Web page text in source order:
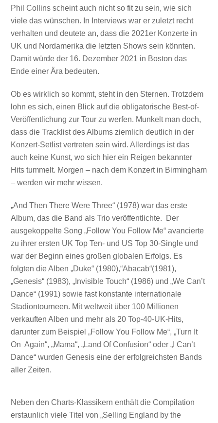
Phil Collins scheint auch nicht so fit zu sein, wie sich
viele das wünschen. In Interviews war er zuletzt recht
verhalten und deutete an, dass die 2021er Konzerte in
UK und Nordamerika die letzten Shows sein könnten.
Damit würde der 16. Dezember 2021 in Boston das
Ende einer Ära bedeuten.
Ob es wirklich so kommt, steht in den Sternen. Trotzdem
lohn es sich, einen Blick auf die obligatorische Best-of-
Veröffentlichung zur Tour zu werfen. Munkelt man doch,
dass die Tracklist des Albums ziemlich deutlich in der
Konzert-Setlist vertreten sein wird. Allerdings ist das
auch keine Kunst, wo sich hier ein Reigen bekannter
Hits tummelt. Morgen – nach dem Konzert in Birmingham
– werden wir mehr wissen.
„And Then There Were Three“ (1978) war das erste
Album, das die Band als Trio veröffentlichte. Der
ausgekoppelte Song „Follow You Follow Me“ avancierte
zu ihrer ersten UK Top Ten- und US Top 30-Single und
war der Beginn eines großen globalen Erfolgs. Es
folgten die Alben „Duke“ (1980),“Abacab“(1981),
„Genesis“ (1983), „Invisible Touch“ (1986) und „We Can’t
Dance“ (1991) sowie fast konstante internationale
Stadiontourneen. Mit weltweit über 100 Millionen
verkauften Alben und mehr als 20 Top-40-UK-Hits,
darunter zum Beispiel „Follow You Follow Me“, „Turn It
On Again“, „Mama“, „Land Of Confusion“ oder „I Can’t
Dance“ wurden Genesis eine der erfolgreichsten Bands
aller Zeiten.
Neben den Charts-Klassikern enthält die Compilation
erstaunlich viele Titel von „Selling England by the